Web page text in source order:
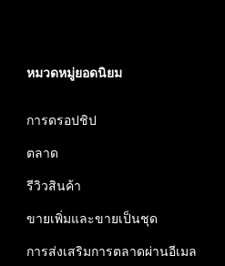
หมวดหมู่ยอดนิยม
การดรอปชิป
ตลาด
รีวิวสินค้า
ขายเพิ่มและขายเป็นชุด
การส่งเสริมการตลาดผ่านอีเมล